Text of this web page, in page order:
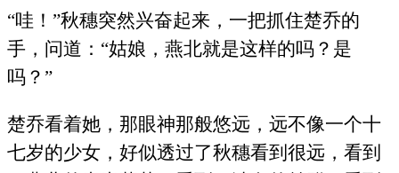
“哇！”秋穗突然兴奋起来，一把抓住楚乔的
手，问道：“姑娘，燕北就是这样的吗？是
吗？”
楚乔看着她，那眼神那般悠远，远不像一个十
七岁的少女，好似透过了秋穗看到很远，看到